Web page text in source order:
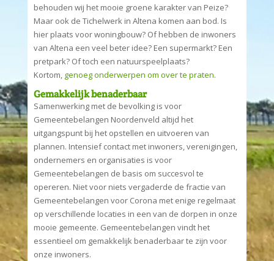
behouden wij het mooie groene karakter van Peize?
Maar ook de Tichelwerk in Altena komen aan bod. Is
hier plaats voor woningbouw? Of hebben de inwoners
van Altena een veel beter idee? Een supermarkt? Een
pretpark? Of toch een natuurspeelplaats?
Kortom, genoeg onderwerpen om over te praten.
Gemakkelijk benaderbaar
Samenwerking met de bevolking is voor
Gemeentebelangen Noordenveld altijd het
uitgangspunt bij het opstellen en uitvoeren van
plannen. Intensief contact met inwoners, verenigingen,
ondernemers en organisaties is voor
Gemeentebelangen de basis om succesvol te
opereren. Niet voor niets vergaderde de fractie van
Gemeentebelangen voor Corona met enige regelmaat
op verschillende locaties in een van de dorpen in onze
mooie gemeente. Gemeentebelangen vindt het
essentieel om gemakkelijk benaderbaar te zijn voor
onze inwoners.